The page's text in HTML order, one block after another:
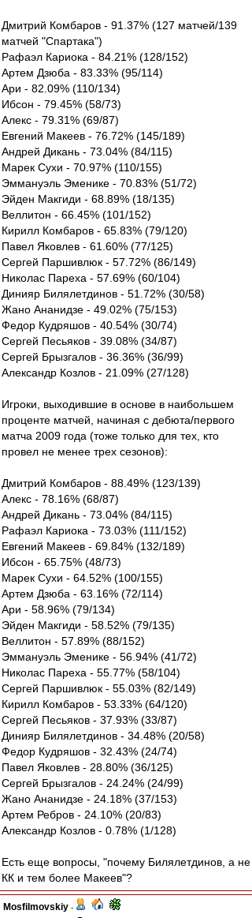
Дмитрий Комбаров - 91.37% (127 матчей/139
матчей "Спартака")
Рафаэл Кариока - 84.21% (128/152)
Артем Дзюба - 83.33% (95/114)
Ари - 82.09% (110/134)
Ибсон - 79.45% (58/73)
Алекс - 79.31% (69/87)
Евгений Макеев - 76.72% (145/189)
Андрей Дикань - 73.04% (84/115)
Марек Сухи - 70.97% (110/155)
Эммануэль Эменике - 70.83% (51/72)
Эйден Макгиди - 68.89% (18/135)
Веллитон - 66.45% (101/152)
Кирилл Комбаров - 65.83% (79/120)
Павел Яковлев - 61.60% (77/125)
Сергей Паршивлюк - 57.72% (86/149)
Николас Пареха - 57.69% (60/104)
Динияр Билялетдинов - 51.72% (30/58)
Жано Ананидзе - 49.02% (75/153)
Федор Кудряшов - 40.54% (30/74)
Сергей Песьяков - 39.08% (34/87)
Сергей Брызгалов - 36.36% (36/99)
Александр Козлов - 21.09% (27/128)
Игроки, выходившие в основе в наибольшем
проценте матчей, начиная с дебюта/первого
матча 2009 года (тоже только для тех, кто
провел не менее трех сезонов):
Дмитрий Комбаров - 88.49% (123/139)
Алекс - 78.16% (68/87)
Андрей Дикань - 73.04% (84/115)
Рафаэл Кариока - 73.03% (111/152)
Евгений Макеев - 69.84% (132/189)
Ибсон - 65.75% (48/73)
Марек Сухи - 64.52% (100/155)
Артем Дзюба - 63.16% (72/114)
Ари - 58.96% (79/134)
Эйден Макгиди - 58.52% (79/135)
Веллитон - 57.89% (88/152)
Эммануэль Эменике - 56.94% (41/72)
Николас Пареха - 55.77% (58/104)
Сергей Паршивлюк - 55.03% (82/149)
Кирилл Комбаров - 53.33% (64/120)
Сергей Песьяков - 37.93% (33/87)
Динияр Билялетдинов - 34.48% (20/58)
Федор Кудряшов - 32.43% (24/74)
Павел Яковлев - 28.80% (36/125)
Сергей Брызгалов - 24.24% (24/99)
Жано Ананидзе - 24.18% (37/153)
Артем Ребров - 24.10% (20/83)
Александр Козлов - 0.78% (1/128)
Есть еще вопросы, "почему Билялетдинов, а не
КК и тем более Макеев"?
Mosfilmovskiy -